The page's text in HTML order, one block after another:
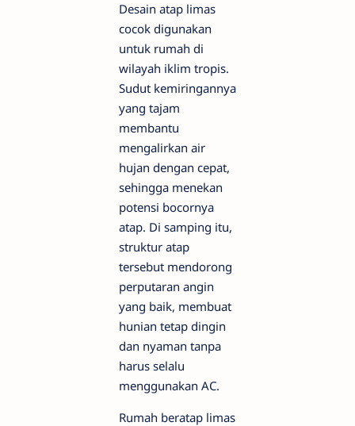
Desain atap limas
cocok digunakan
untuk rumah di
wilayah iklim tropis.
Sudut kemiringannya
yang tajam
membantu
mengalirkan air
hujan dengan cepat,
sehingga menekan
potensi bocornya
atap. Di samping itu,
struktur atap
tersebut mendorong
perputaran angin
yang baik, membuat
hunian tetap dingin
dan nyaman tanpa
harus selalu
menggunakan AC.
Rumah beratap limas